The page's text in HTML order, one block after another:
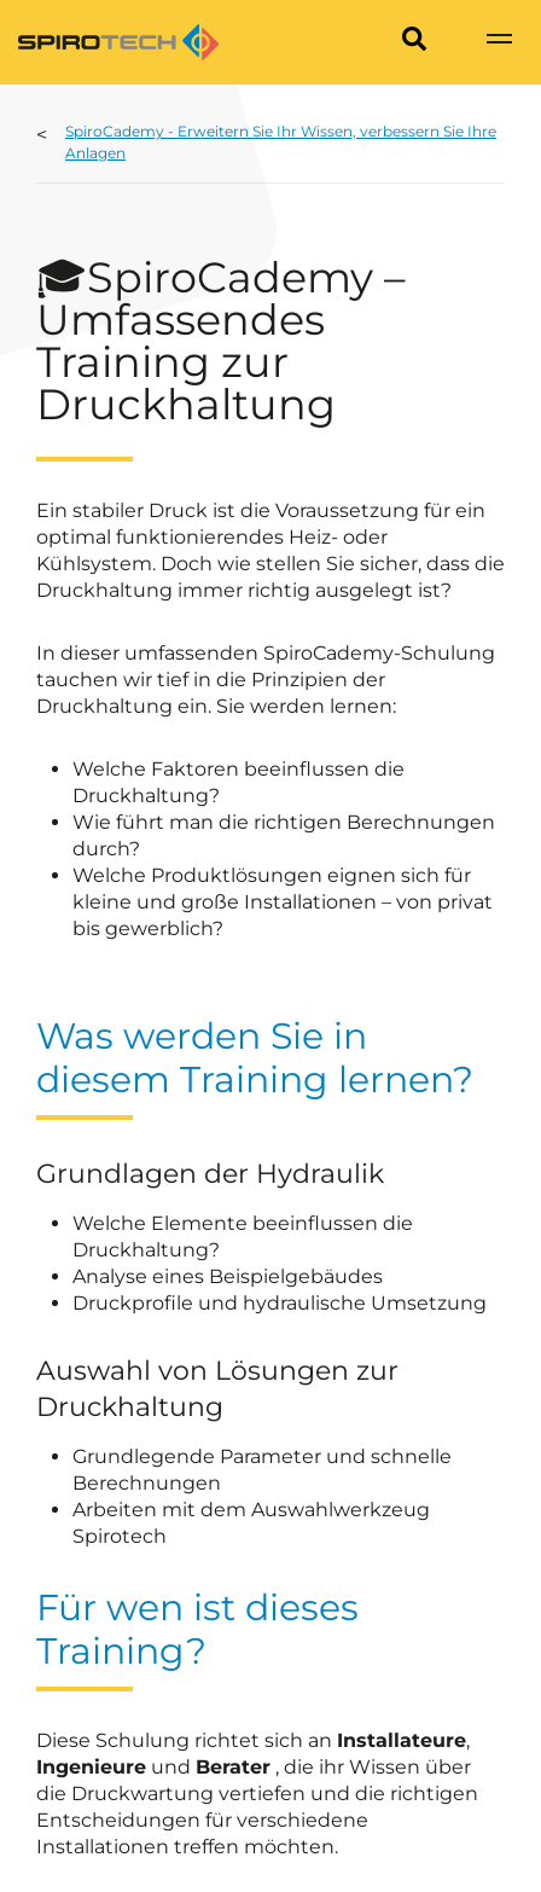
SpiroCademy - Erweitern Sie Ihr Wissen, verbessern Sie Ihre
Anlagen
🎓SpiroCademy –
Umfassendes
Training zur
Druckhaltung
Ein stabiler Druck ist die Voraussetzung für ein
optimal funktionierendes Heiz- oder
Kühlsystem. Doch wie stellen Sie sicher, dass die
Druckhaltung immer richtig ausgelegt ist?
In dieser umfassenden SpiroCademy-Schulung
tauchen wir tief in die Prinzipien der
Druckhaltung ein. Sie werden lernen:
Welche Faktoren beeinflussen die
Druckhaltung?
Wie führt man die richtigen Berechnungen
durch?
Welche Produktlösungen eignen sich für
kleine und große Installationen – von privat
bis gewerblich?
Was werden Sie in
diesem Training lernen?
Grundlagen der Hydraulik
Welche Elemente beeinflussen die
Druckhaltung?
Analyse eines Beispielgebäudes
Druckprofile und hydraulische Umsetzung
Auswahl von Lösungen zur
Druckhaltung
Grundlegende Parameter und schnelle
Berechnungen
Arbeiten mit dem Auswahlwerkzeug
Spirotech
Für wen ist dieses
Training?
Diese Schulung richtet sich an Installateure,
Ingenieure und Berater , die ihr Wissen über
die Druckwartung vertiefen und die richtigen
Entscheidungen für verschiedene
Installationen treffen möchten.